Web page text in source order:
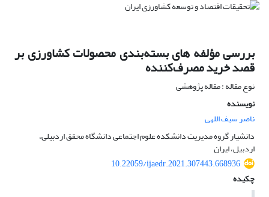
بررسی مؤلفه های بسته‌بندی محصولات کشاورزی بر
قصد خرید مصرف‌کننده
نوع مقاله : مقاله پژوهشی
نویسنده
ناصر سیف اللهی
دانشیار گروه مدیریت دانشکده علوم اجتماعی دانشگاه محقق اردبیلی،
اردبیل، ایران
10.22059/ijaedr.2021.307443.668936
چکیده